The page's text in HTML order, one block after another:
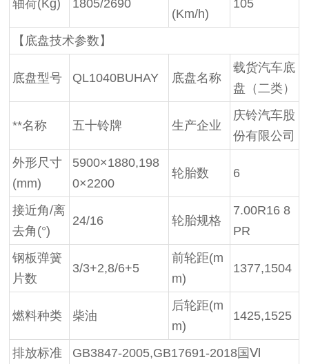
轴荷(Kg) 1805/2690
(Km/h)
105
【底盘技术参数】
底盘型号 QL1040BUHAY 底盘名称
载货汽车底
盘（二类）
**名称 五十铃牌 生产企业
庆铃汽车股
份有限公司
外形尺寸
(mm)
5900×1880,198
0×2200
轮胎数 6
接近角/离
去角(°)
24/16 轮胎规格
7.00R16 8
PR
钢板弹簧
片数
3/3+2,8/6+5
前轮距(m
m)
1377,1504
燃料种类 柴油
后轮距(m
m)
1425,1525
排放标准 GB3847-2005,GB17691-2018国Ⅵ